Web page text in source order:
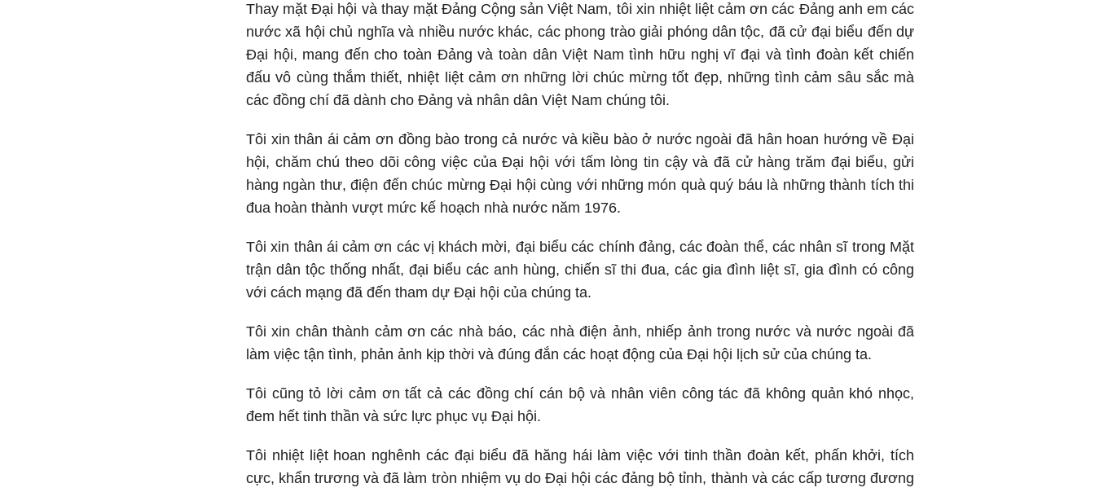
Thay mặt Đại hội và thay mặt Đảng Cộng sản Việt Nam, tôi xin nhiệt liệt cảm ơn các Đảng anh em các
nước xã hội chủ nghĩa và nhiều nước khác, các phong trào giải phóng dân tộc, đã cử đại biểu đến dự
Đại hội, mang đến cho toàn Đảng và toàn dân Việt Nam tình hữu nghị vĩ đại và tình đoàn kết chiến
đấu vô cùng thắm thiết, nhiệt liệt cảm ơn những lời chúc mừng tốt đẹp, những tình cảm sâu sắc mà
các đồng chí đã dành cho Đảng và nhân dân Việt Nam chúng tôi.
Tôi xin thân ái cảm ơn đồng bào trong cả nước và kiều bào ở nước ngoài đã hân hoan hướng về Đại
hội, chăm chú theo dõi công việc của Đại hội với tấm lòng tin cậy và đã cử hàng trăm đại biểu, gửi
hàng ngàn thư, điện đến chúc mừng Đại hội cùng với những món quà quý báu là những thành tích thi
đua hoàn thành vượt mức kế hoạch nhà nước năm 1976.
Tôi xin thân ái cảm ơn các vị khách mời, đại biểu các chính đảng, các đoàn thể, các nhân sĩ trong Mặt
trận dân tộc thống nhất, đại biểu các anh hùng, chiến sĩ thi đua, các gia đình liệt sĩ, gia đình có công
với cách mạng đã đến tham dự Đại hội của chúng ta.
Tôi xin chân thành cảm ơn các nhà báo, các nhà điện ảnh, nhiếp ảnh trong nước và nước ngoài đã
làm việc tận tình, phản ảnh kịp thời và đúng đắn các hoạt động của Đại hội lịch sử của chúng ta.
Tôi cũng tỏ lời cảm ơn tất cả các đồng chí cán bộ và nhân viên công tác đã không quản khó nhọc,
đem hết tinh thần và sức lực phục vụ Đại hội.
Tôi nhiệt liệt hoan nghênh các đại biểu đã hăng hái làm việc với tinh thần đoàn kết, phấn khởi, tích
cực, khẩn trương và đã làm tròn nhiệm vụ do Đại hội các đảng bộ tỉnh, thành và các cấp tương đương